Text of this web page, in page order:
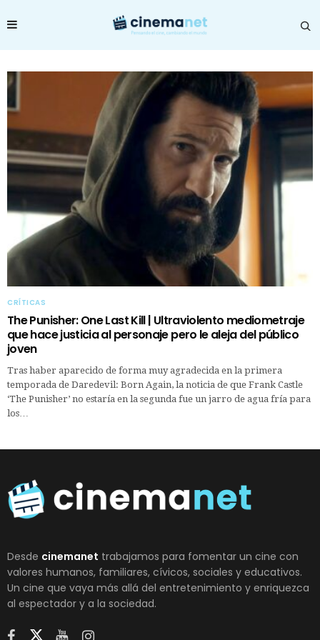
CRÍTICAS
The Punisher: One Last Kill | Ultraviolento mediometraje
que hace justicia al personaje pero le aleja del público
joven
Tras haber aparecido de forma muy agradecida en la primera
temporada de Daredevil: Born Again, la noticia de que Frank Castle
‘The Punisher’ no estaría en la segunda fue un jarro de agua fría para
los…
Desde cinemanet trabajamos para fomentar un cine con
valores humanos, familiares, cívicos, sociales y educativos.
Un cine que vaya más allá del entretenimiento y enriquezca
al espectador y a la sociedad.